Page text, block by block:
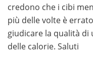
credono che i cibi
più delle volte è
giudicare la qualità
delle calorie. Saluti